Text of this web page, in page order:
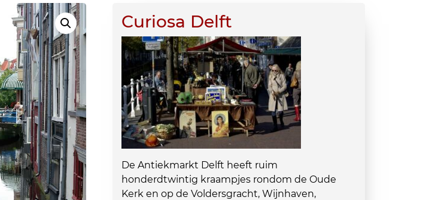
Curiosa Delft
De Antiekmarkt Delft heeft ruim
honderdtwintig kraampjes rondom de Oude
Kerk en op de Voldersgracht, Wijnhaven,